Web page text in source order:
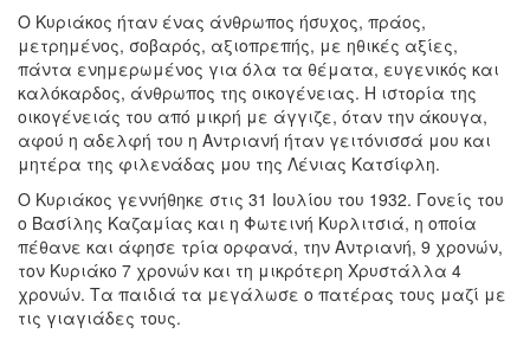
Ο Κυριάκος ήταν ένας άνθρωπος ήσυχος, πράος,
μετρημένος, σοβαρός, αξιοπρεπής, με ηθικές αξίες,
πάντα ενημερωμένος για όλα τα θέματα, ευγενικός και
καλόκαρδος, άνθρωπος της οικογένειας. Η ιστορία της
οικογένειάς του από μικρή με άγγιζε, όταν την άκουγα,
αφού η αδελφή του η Αντριανή ήταν γειτόνισσά μου και
μητέρα της φιλενάδας μου της Λένιας Κατσίφλη.
Ο Κυριάκος γεννήθηκε στις 31 Ιουλίου του 1932. Γονείς του
ο Βασίλης Καζαμίας και η Φωτεινή Κυρλιτσιά, η οποία
πέθανε και άφησε τρία ορφανά, την Αντριανή, 9 χρονών,
τον Κυριάκο 7 χρονών και τη μικρότερη Χρυστάλλα 4
χρονών. Τα παιδιά τα μεγάλωσε ο πατέρας τους μαζί με
τις γιαγιάδες τους.